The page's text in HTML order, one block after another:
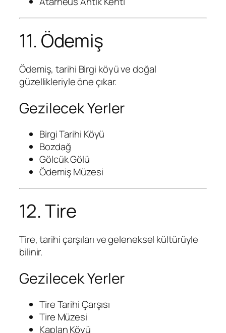
11. Ödemiş
Ödemiş, tarihi Birgi köyü ve doğal
güzellikleriyle öne çıkar.
Gezilecek Yerler
Birgi Tarihi Köyü
Bozdağ
Gölcük Gölü
Ödemiş Müzesi
12. Tire
Tire, tarihi çarşıları ve geleneksel kültürüyle
bilinir.
Gezilecek Yerler
Tire Tarihi Çarşısı
Tire Müzesi
Kaplan Köyü